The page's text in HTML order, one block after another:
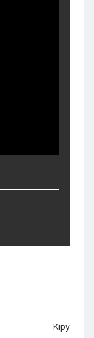
Кіру